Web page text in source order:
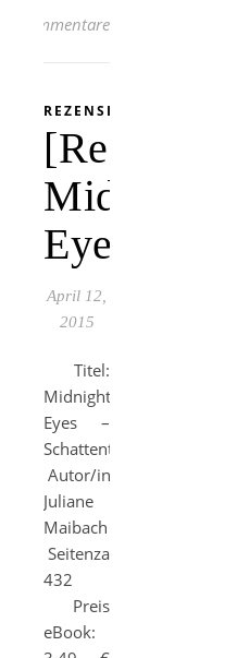
Kommentare
REZENSION
[Rezension]
Midnight
Eyes
April 12,
2015
Titel:
Midnight
Eyes –
Schattenträume
Autor/in:
Juliane
Maibach
Seitenzahl:
432
Preis
eBook: